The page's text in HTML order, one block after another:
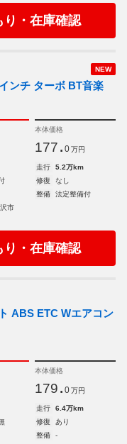
り・在庫確認
NEW
ンチ ターボ BT音楽
本体価格
177. 0 万円
走行
5.2万km
修復
なし
整備
法定整備付
市
り・在庫確認
ABS ETC Wエアコン
本体価格
179. 0 万円
走行
6.4万km
修復
あり
整備
-